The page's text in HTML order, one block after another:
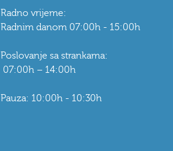
Radno vrijeme:
Radnim danom 07:00h - 15:00h
Poslovanje sa strankama:
07:00h – 14:00h
Pauza: 10:00h - 10:30h